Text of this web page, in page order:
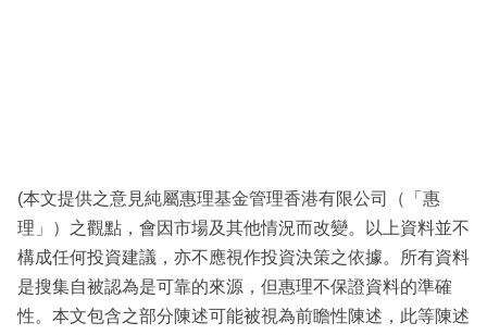
(本文提供之意見純屬惠理基金管理香港有限公司（「惠
理」）之觀點，會因市場及其他情況而改變。以上資料並不
構成任何投資建議，亦不應視作投資決策之依據。所有資料
是搜集自被認為是可靠的來源，但惠理不保證資料的準確
性。本文包含之部分陳述可能被視為前瞻性陳述，此等陳述